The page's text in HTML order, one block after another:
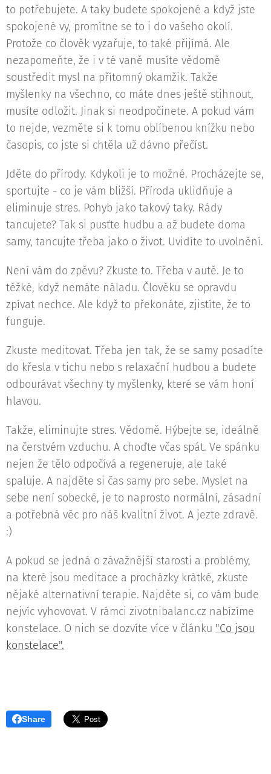
to potřebujete. A taky budete spokojené a když jste
spokojené vy, promítne se to i do vašeho okolí.
Protože co člověk vyzařuje, to také přijímá. Ale
nezapomeňte, že i v té vaně musíte vědomě
soustředit mysl na přítomný okamžik. Takže
myšlenky na všechno, co máte dnes ještě stihnout,
musíte odložit. Jinak si neodpočinete. A pokud vám
to nejde, vezměte si k tomu oblíbenou knížku nebo
časopis, co jste si chtěla už dávno přečíst.
Jděte do přírody. Kdykoli je to možné. Procházejte se,
sportujte - co je vám bližší. Příroda uklidňuje a
eliminuje stres. Pohyb jako takový taky. Rády
tancujete? Tak si pusťte hudbu a až budete doma
samy, tancujte třeba jako o život. Uvidíte to uvolnění.
Není vám do zpěvu? Zkuste to. Třeba v autě. Je to
těžké, když nemáte náladu. Člověku se opravdu
zpívat nechce. Ale když to překonáte, zjistíte, že to
funguje.
Zkuste meditovat. Třeba jen tak, že se samy posadíte
do křesla v tichu nebo s relaxační hudbou a budete
odbourávat všechny ty myšlenky, které se vám honí
hlavou.
Takže, eliminujte stres. Vědomě. Hýbejte se, ideálně
na čerstvém vzduchu. A choďte včas spát. Ve spánku
nejen že tělo odpočívá a regeneruje, ale také
spaluje. A najděte si čas samy pro sebe. Myslet na
sebe není sobecké, je to naprosto normální, zásadní
a potřebná věc pro náš kvalitní život. A jezte zdravě.
:)
A pokud se jedná o závažnější starosti a problémy,
na které jsou meditace a procházky krátké, zkuste
nějaké alternativní terapie. Najděte si, co vám bude
nejvíc vyhovovat. V rámci zivotnibalanc.cz nabízíme
konstelace. O nich se dozvíte více v článku "Co jsou
konstelace".
Share